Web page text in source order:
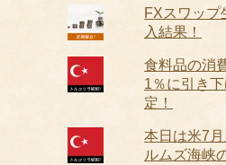
FXスワップ
入結果！
食料品の消
1％に引き
定！
本日は米7
ルムズ海峡